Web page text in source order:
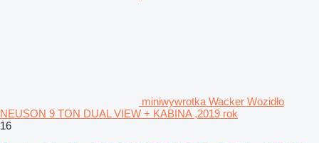
miniwywrotka Wacker Wozidło
NEUSON 9 TON DUAL VIEW + KABINA ,2019 rok
16